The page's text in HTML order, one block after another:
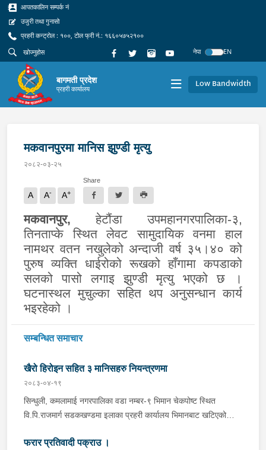
आपतकालिन सम्पर्क नं
उजुरी तथा गुनासो
प्रहरी कन्ट्रोल : १००, टोल फ्री नं.: १६६०५७५२१००
नेपा
EN
बागमती प्रदेश
प्रहरी कार्यालय Low Bandwidth
मकवानपुरमा मानिस झुण्डी मृत्यु
२०८२-०३-२५
A A- A+
Share
मकवानपुर, हेटौंडा उपमहानगरपालिका-३,
तिनताप्के स्थित लेवट सामुदायिक वनमा हाल
नामथर वतन नखुलेको अन्दाजी वर्ष ३५।४० को
पुरुष व्यक्ति धाईरोको रूखको हाँगामा कपडाको
सलको पासो लगाइ झुण्डी मृत्यु भएको छ ।
घटनास्थल मुचुल्का सहित थप अनुसन्धान कार्य
भइरहेको ।
सम्बन्धित समाचार
खैरो हिरोइन सहित ३ मानिसहरु नियन्त्रणमा
२०८३-०४-१९
सिन्धुली, कमलामाई नगरपालिका वडा नम्बर-९ भिमान चेकपोष्ट स्थित
वि.पि.राजमार्ग सडकखण्डमा इलाका प्रहरी कार्यालय भिमानबाट खटिएको
बर्दिवासको संयुक्त टोलीले मोरङबाट काठमाण्डौ तर्फ जाँदै गरेको चालक
फरार प्रतिवादी पक्राउ ।